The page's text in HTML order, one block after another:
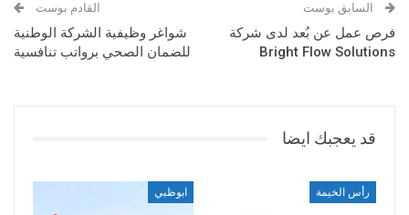
السابق بوست
فرص عمل عن بُعد لدى شركة
Bright Flow Solutions
القادم بوست
شواغر وظيفية الشركة الوطنية
للضمان الصحي برواتب تنافسية
قد يعجبك ايضا
رأس الخيمة ابوظبي